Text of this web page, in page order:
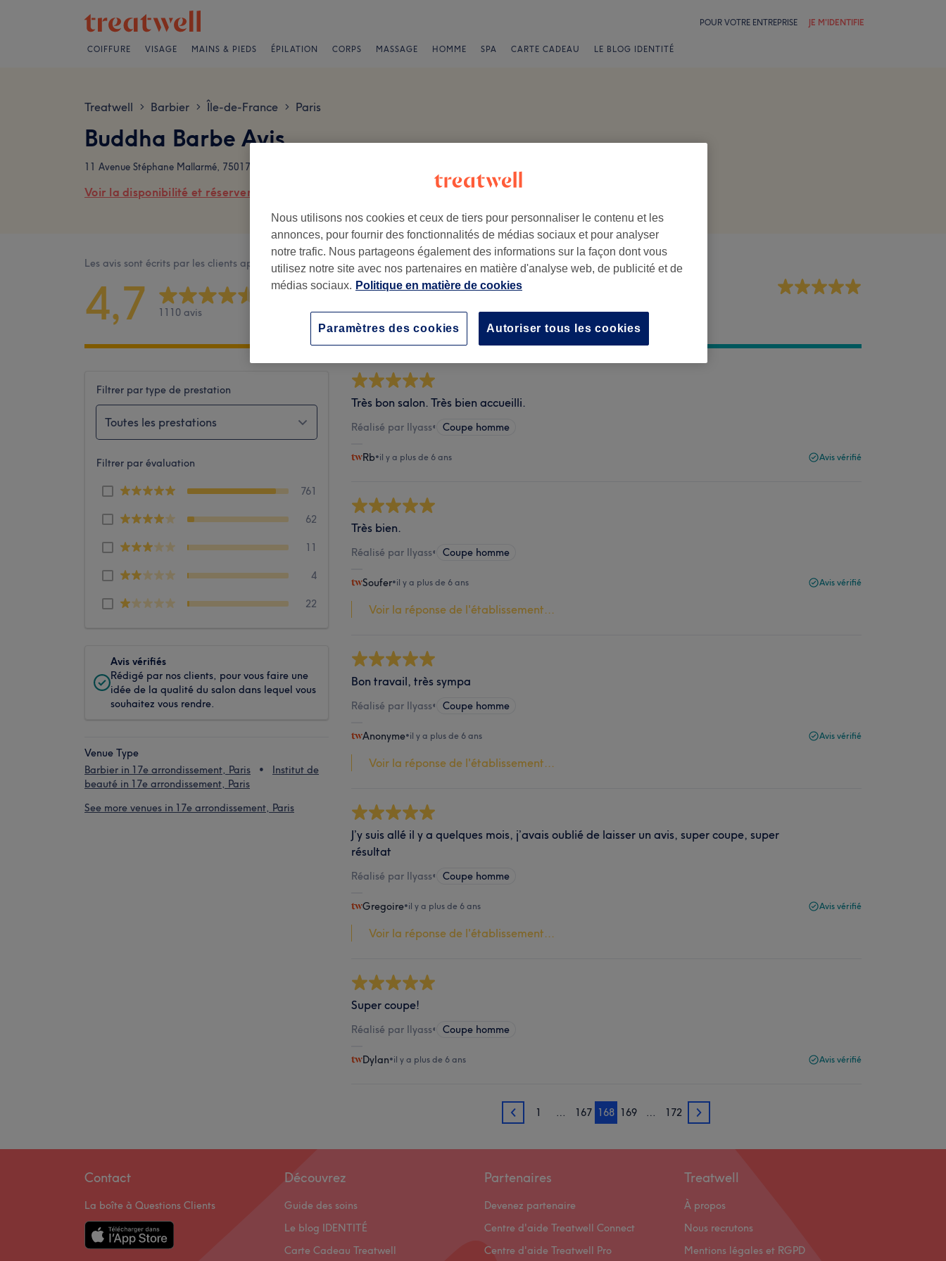
POUR VOTRE ENTREPRISE JE M'IDENTIFIE
COIFFURE VISAGE MAINS & PIEDS ÉPILATION CORPS MASSAGE HOMME SPA CARTE CADEAU LE BLOG IDENTITÉ
Treatwell > Barbier > Île-de-France > Paris
Buddha Barbe Avis
11 Avenue Stéphane Mallarmé, 75017 Paris
Voir la disponibilité et réserver en ligne
Les avis sont écrits par les clients après leur visite.
4,7 1110 avis
Ambiance
Filtrer par type de prestation
Toutes les prestations
Filtrer par évaluation
761
62
11
4
22
Avis vérifiés
Rédigé par nos clients, pour vous faire une
idée de la qualité du salon dans lequel vous
souhaitez vous rendre.
Venue Type
Barbier in 17e arrondissement, Paris
Institut de
beauté in 17e arrondissement, Paris
See more venues in 17e arrondissement, Paris
Très bon salon. Très bien accueilli.
Réalisé par Ilyass• Coupe homme
Rb•il y a plus de 6 ans Avis vérifié
Très bien.
Réalisé par Ilyass• Coupe homme
Soufer•il y a plus de 6 ans Avis vérifié
Voir la réponse de l'établissement...
Bon travail, très sympa
Réalisé par Ilyass• Coupe homme
Anonyme•il y a plus de 6 ans Avis vérifié
Voir la réponse de l'établissement...
J’y suis allé il y a quelques mois, j’avais oublié de laisser un avis, super coupe, super
résultat
Réalisé par Ilyass• Coupe homme
Gregoire•il y a plus de 6 ans Avis vérifié
Voir la réponse de l'établissement...
Super coupe!
Réalisé par Ilyass• Coupe homme
Dylan•il y a plus de 6 ans Avis vérifié
167 1 … 167 168 169 … 172 169
Contact
La boîte à Questions Clients
Découvrez
Guide des soins
Le blog IDENTITÉ
Carte Cadeau Treatwell
Partenaires
Devenez partenaire
Centre d'aide Treatwell Connect
Centre d'aide Treatwell Pro
Treatwell
À propos
Nous recrutons
Mentions légales et RGPD
Nous utilisons nos cookies et ceux de tiers pour personnaliser le contenu et les
annonces, pour fournir des fonctionnalités de médias sociaux et pour analyser
notre trafic. Nous partageons également des informations sur la façon dont vous
utilisez notre site avec nos partenaires en matière d'analyse web, de publicité et de
médias sociaux. Politique en matière de cookies
Autoriser tous les cookies
Paramètres des cookies